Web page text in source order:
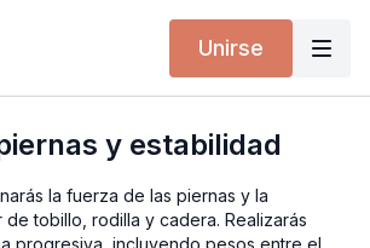
Unirse
y estabilidad
la fuerza de las piernas y la
de tobillo, rodilla y cadera. Realizarás
progresiva, incluyendo pesos entre el